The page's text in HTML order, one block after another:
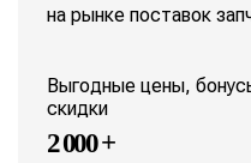
на рынке поставок
Выгодные цены,
скидки
2 000 +